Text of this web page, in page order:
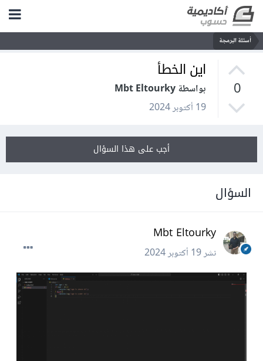
أسئلة البرمجة
0
اين الخطأ
بواسطة Mbt Eltourky
19 أكتوبر 2024
أجب على هذا السؤال
السؤال
Mbt Eltourky
نشر19 أكتوبر 2024